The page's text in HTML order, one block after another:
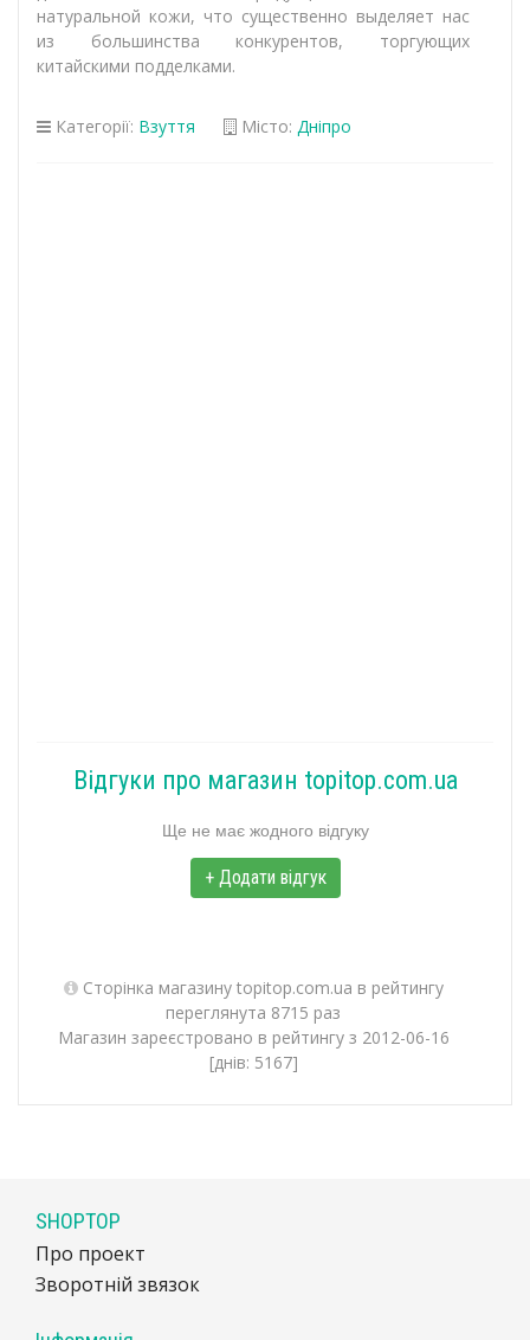
натуральной кожи, что существенно выделяет нас
из большинства конкурентов, торгующих
китайскими подделками.
Категорії: Взуття Місто: Дніпро
Відгуки про магазин topitop.com.ua
Ще не має жодного відгуку
+ Додати відгук
Сторінка магазину topitop.com.ua в рейтингу
переглянута 8715 раз
Магазин зареєстровано в рейтингу з 2012-06-16
[днів: 5167]
SHOPTOP
Про проект
Зворотній звязок